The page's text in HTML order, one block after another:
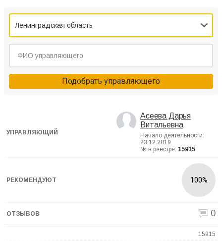
Ленинградская область
Подобрать управляющего
Асеева Дарья
Витальевна
Начало деятельности:
23.12.2019
№ в реестре: 15915
100%
0
15915